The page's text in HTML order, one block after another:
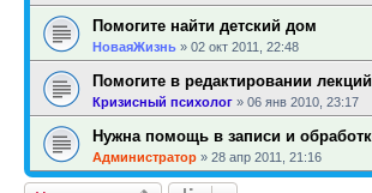
Помогите найти детский дом
НоваяЖизнь » 02 окт 2011, 22:48
Помогите в редактировании
Кризисный психолог » 06 янв 2010, 23:17
Нужна помощь в записи и
Администратор » 28 апр 2011, 21:16